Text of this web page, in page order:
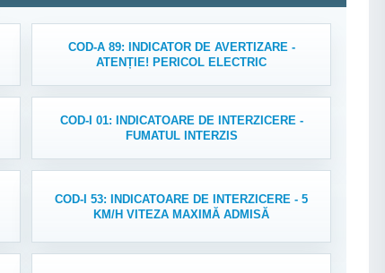
COD-A 89: INDICATOR DE AVERTIZARE -
ATENȚIE! PERICOL ELECTRIC
COD-I 01: INDICATOARE DE INTERZICERE -
FUMATUL INTERZIS
COD-I 53: INDICATOARE DE INTERZICERE - 5
KM/H VITEZA MAXIMĂ ADMISĂ